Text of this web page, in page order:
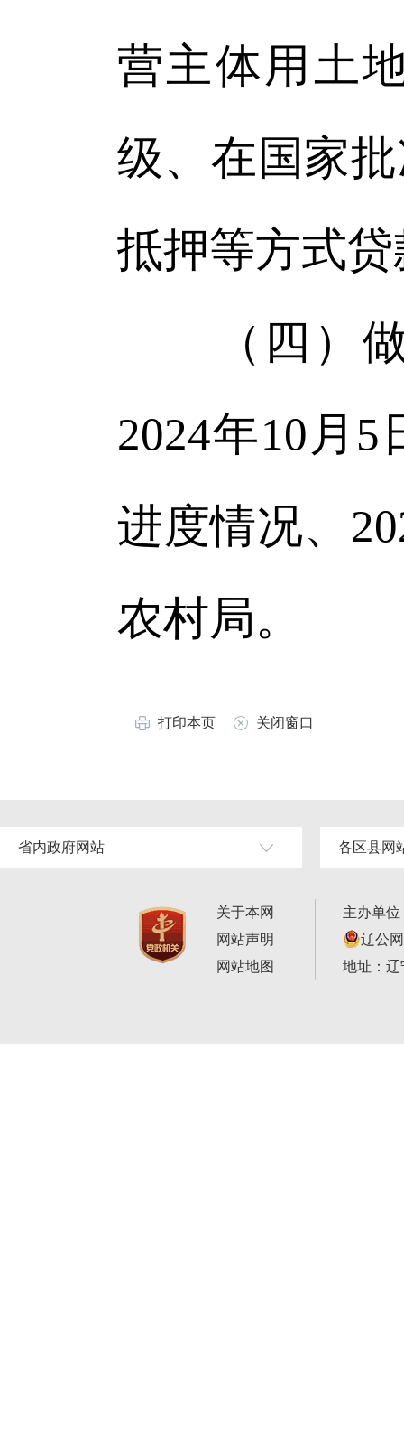
营主体用土
级、在国家
抵押等方式
（四）做
2024年10月
进度情况、
农村局。
打印本页 关闭窗口
省内政府网站 各区县网
关于本网
网站声明
网站地图
主办单
辽公
地址：辽